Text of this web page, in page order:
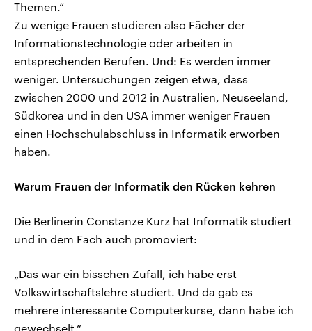
Themen.“
Zu wenige Frauen studieren also Fächer der
Informationstechnologie oder arbeiten in
entsprechenden Berufen. Und: Es werden immer
weniger. Untersuchungen zeigen etwa, dass
zwischen 2000 und 2012 in Australien, Neuseeland,
Südkorea und in den USA immer weniger Frauen
einen Hochschulabschluss in Informatik erworben
haben.
Warum Frauen der Informatik den Rücken kehren
Die Berlinerin Constanze Kurz hat Informatik studiert
und in dem Fach auch promoviert:
„Das war ein bisschen Zufall, ich habe erst
Volkswirtschaftslehre studiert. Und da gab es
mehrere interessante Computerkurse, dann habe ich
gewechselt.“